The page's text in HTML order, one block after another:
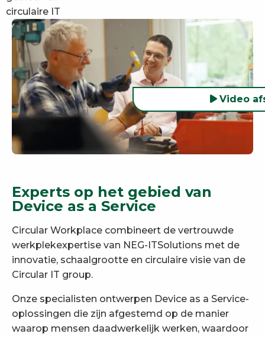
circulaire IT
Experts op het gebied van
Device as a Service
Circular Workplace combineert de vertrouwde
werkplekexpertise van NEG-ITSolutions met de
innovatie, schaalgrootte en circulaire visie van de
Circular IT group.
Onze specialisten ontwerpen Device as a Service-
oplossingen die zijn afgestemd op de manier
waarop mensen daadwerkelijk werken, waardoor
Video